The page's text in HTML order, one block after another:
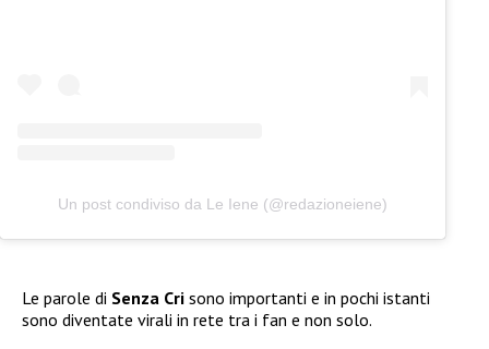
Un post condiviso da Le Iene (@redazioneiene)
Le parole di Senza Cri sono importanti e in pochi istanti
sono diventate virali in rete tra i fan e non solo.